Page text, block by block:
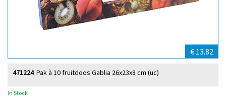
€ 13.82
Pak à 10 fruitdoos Gablia 26x23x8 cm (uc)
471224
In Stock